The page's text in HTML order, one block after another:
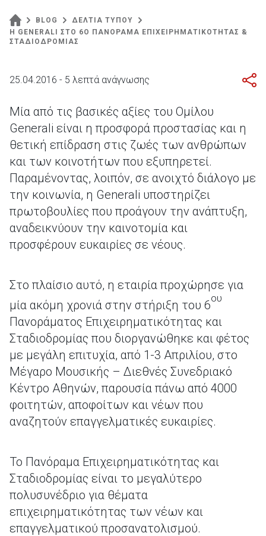
BLOG
ΔΕΛΤΙΑ ΤΥΠΟΥ
Η GENERALI ΣΤΟ 6Ο ΠΑΝΟΡΑΜΑ ΕΠΙΧΕΙΡΗΜΑΤΙΚΟΤΗΤΑΣ &
ΣΤΑΔΙΟΔΡΟΜΙΑΣ
25.04.2016 - 5 λεπτά ανάγνωσης
Μία από τις βασικές αξίες του Ομίλου
Generali είναι η προσφορά προστασίας και η
θετική επίδραση στις ζωές των ανθρώπων
και των κοινοτήτων που εξυπηρετεί.
Παραμένοντας, λοιπόν, σε ανοιχτό διάλογο με
την κοινωνία, η Generali υποστηρίζει
πρωτοβουλίες που προάγουν την ανάπτυξη,
αναδεικνύουν την καινοτομία και
προσφέρουν ευκαιρίες σε νέους.
Στο πλαίσιο αυτό, η εταιρία προχώρησε για
μία ακόμη χρονιά στην στήριξη του 6ου
Πανοράματος Επιχειρηματικότητας και
Σταδιοδρομίας που διοργανώθηκε και φέτος
με μεγάλη επιτυχία, από 1-3 Απριλίου, στο
Μέγαρο Μουσικής – Διεθνές Συνεδριακό
Κέντρο Αθηνών, παρουσία πάνω από 4000
φοιτητών, αποφοίτων και νέων που
αναζητούν επαγγελματικές ευκαιρίες.
Το Πανόραμα Επιχειρηματικότητας και
Σταδιοδρομίας είναι το μεγαλύτερο
πολυσυνέδριο για θέματα
επιχειρηματικότητας των νέων και
επαγγελματικού προσανατολισμού.